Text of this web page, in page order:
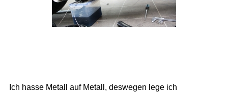
Ich hasse Metall auf Metall, deswegen lege ich